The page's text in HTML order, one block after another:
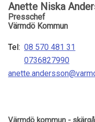
Anette Niska
Presschef
Värmdö Kommun
Tel: 08 570 481 31
0736827990
Värmdö kommun -